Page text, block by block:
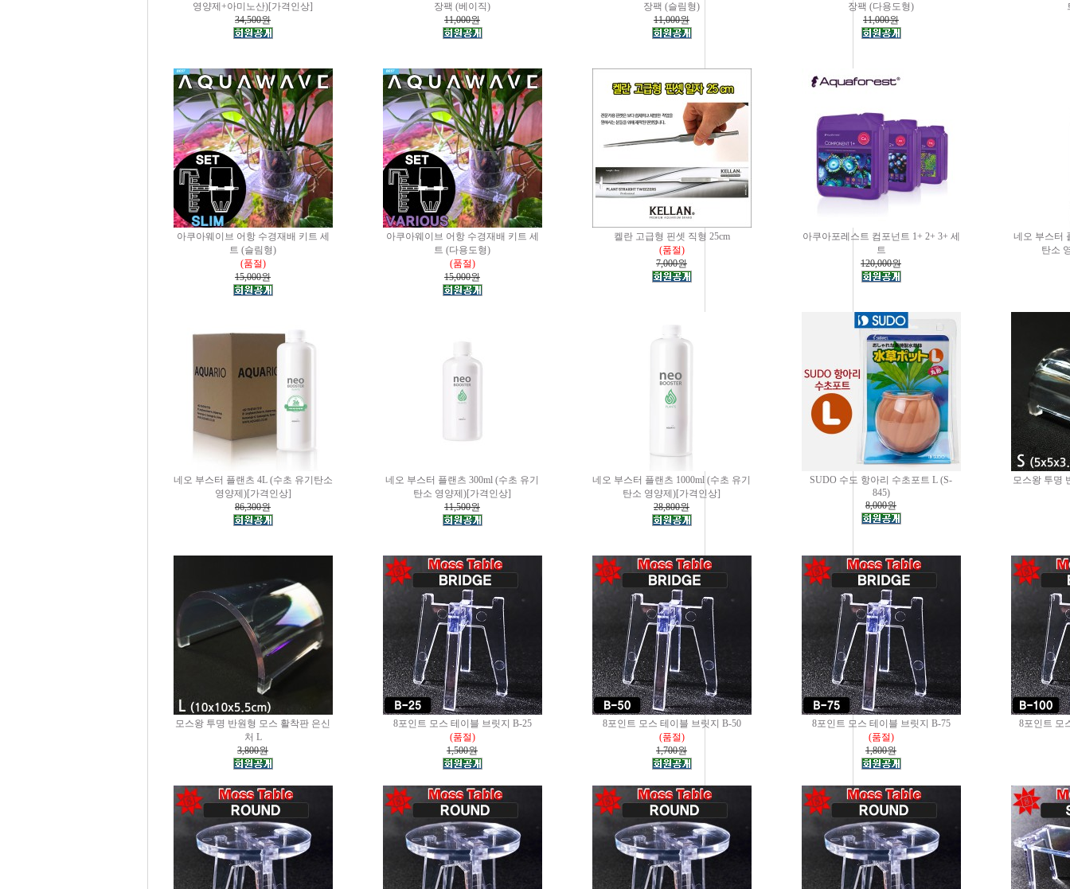
영양제+아미노산)[가격인상]
34,500원
장팩 (베이직)
11,000원
장팩 (슬림형)
11,000원
장팩 (다용도형)
11,000원
아쿠아웨이브 어항 수경재배 키트 세
트 (슬림형)
(품절)
15,000원
아쿠아웨이브 어항 수경재배 키트 세
트 (다용도형)
(품절)
15,000원
켈란 고급형 핀셋 직형 25cm
(품절)
7,000원
아쿠아포레스트 컴포넌트 1+ 2+ 3+ 세
트
120,000원
네오 부스터
탄소
네오 부스터 플랜츠 4L (수초 유기탄소
영양제)[가격인상]
86,300원
네오 부스터 플랜츠 300ml (수초 유기
탄소 영양제)[가격인상]
11,500원
네오 부스터 플랜츠 1000ml (수초 유기
탄소 영양제)[가격인상]
28,800원
SUDO 수도 항아리 수초포트 L (S-
845)
8,000원
모스왕 투명
모스왕 투명 반원형 모스 활착판 은신
처 L
3,800원
8포인트 모스 테이블 브릿지 B-25
(품절)
1,500원
8포인트 모스 테이블 브릿지 B-50
(품절)
1,700원
8포인트 모스 테이블 브릿지 B-75
(품절)
1,800원
8포인트 모